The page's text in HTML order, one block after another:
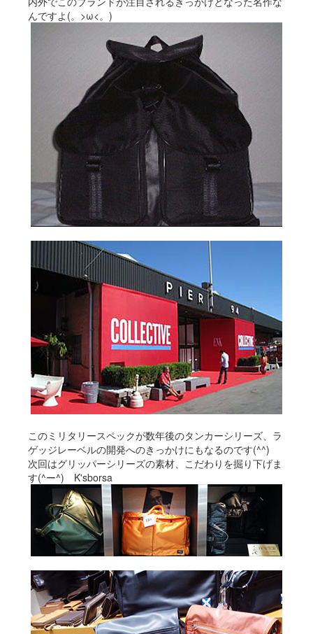
んですよ(。>ω<。)
このミリタリースペックが数年後のタンカーシリーズ、ラ
ゲッジレーベルの開発へのきっかけにもなるのです(^^)
次回はグリッパーシリーズの素材、こだわりを掘り下げま
す(^ー^) K'sborsa